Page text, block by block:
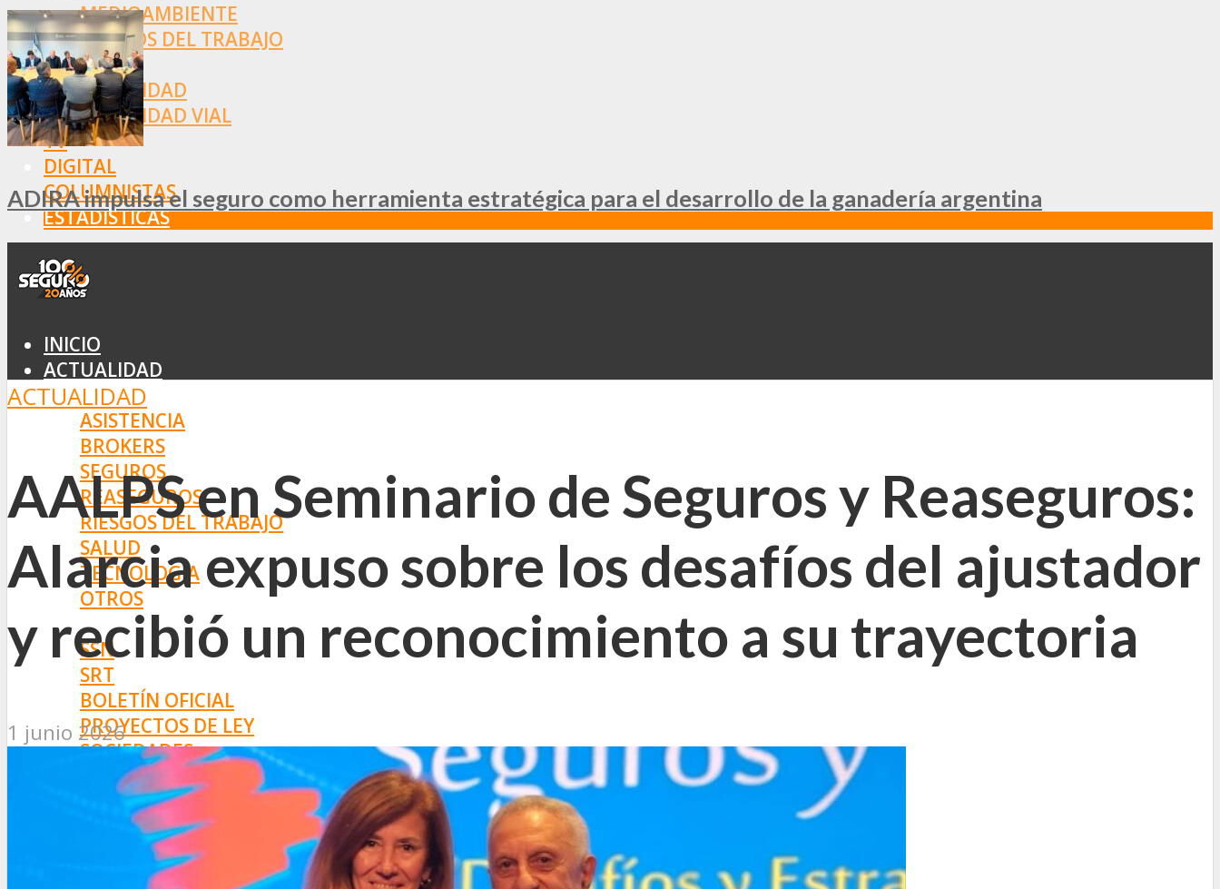
MEDIOAMBIENTE
RIESGOS DEL TRABAJO
SALUD
SEGURIDAD
SEGURIDAD VIAL
TV
DIGITAL
COLUMNISTAS
ESTADÍSTICAS
ADIRA impulsa el seguro como herramienta estratégica para el desarrollo de la ganadería argentina
INICIO
ACTUALIDAD
MERCADO
ASISTENCIA
BROKERS
SEGUROS
REASEGUROS
RIESGOS DEL TRABAJO
SALUD
TECNOLOGÍA
OTROS
NORMAS
SSN
SRT
BOLETÍN OFICIAL
PROYECTOS DE LEY
SOCIEDADES
OTRAS NORMAS
INNOVACIÓN
NOTICIAS
LA CONFE
ACTUALIDAD
AALPS en Seminario de Seguros y Reaseguros:
Alarcia expuso sobre los desafíos del ajustador
y recibió un reconocimiento a su trayectoria
1 junio 2026